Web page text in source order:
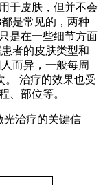
于皮肤，但并不会
是常见的，两种
是在一些细节方面
者的皮肤类型和
而异，一般每周
。 治疗的效果也受
、部位等。
光治疗的关键信